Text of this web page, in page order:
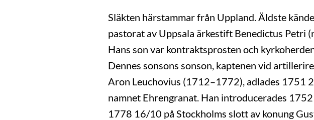
Släkten härstammar från Uppland. Äldste
pastorat av Uppsala ärkestift Benedictus Petri
Hans son var kontraktsprosten och
Dennes sonsons sonson, kaptenen vid
Aron Leuchovius (1712–1772), adlades 1751
namnet Ehrengranat. Han introducerades
1778 16/10 på Stockholms slott av konung